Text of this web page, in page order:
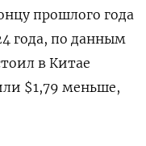
прошлого года
года, по данным
в Китае
$1,79 меньше,